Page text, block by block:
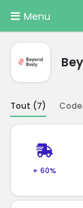
Menu
Tout (7)
+ 60%